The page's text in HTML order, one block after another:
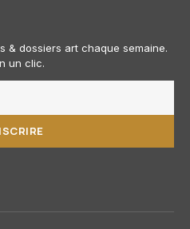
& dossiers art chaque semaine.
un clic.